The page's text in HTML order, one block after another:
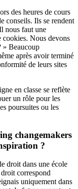
des heures de cours
conseils. Ils se rendent
nous faut une
Nous devons
» Beaucoup
après avoir terminé
de leurs sites
en classe se reflète
un rôle pour les
poursuites ou les
changemakers
?
droit dans une école
correspond
uniquement dans